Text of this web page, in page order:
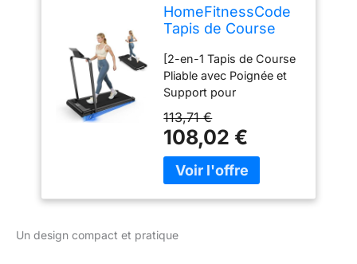
HomeFitnessCode
Tapis de Course
km/h - Tapis de
Marche, Moteur 2.5
HP- Walking Pad
Électrique, Surface
Large 43 cm,
Télécommande,
Écran LCD, Capacité
130 kg (Noir)
[2-en-1 Tapis de Course
Pliable avec Poignée et
Support pour
nouveau modèle
amélioré de 2024 de
notre tapis de course 2-
en-1, offrant polyvalence,
placer ce tapis de course
113,71 €
108,02 €
Un design compact et pratique